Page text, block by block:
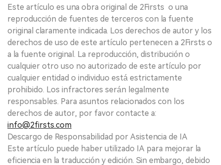
Este artículo es una obra original de 2Firsts o una
reproducción de fuentes de terceros con la fuente
original claramente indicada. Los derechos de autor y los
derechos de uso de este artículo pertenecen a 2Firsts o
a la fuente original. La reproducción, distribución o
cualquier otro uso no autorizado de este artículo por
cualquier entidad o individuo está estrictamente
prohibido. Los infractores serán legalmente
responsables. Para asuntos relacionados con los
derechos de autor, por favor contacte a:
info@2firsts.com
Descargo de Responsabilidad por Asistencia de IA
Este artículo puede haber utilizado IA para mejorar la
eficiencia en la traducción y edición. Sin embargo, debido